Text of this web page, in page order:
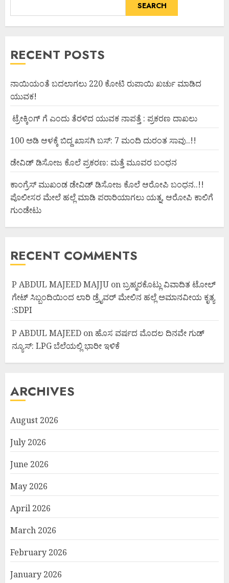
SEARCH
RECENT POSTS
ನಾಯಿಯಂತೆ ಬದಲಾಗಲು 220 ಕೋಟಿ ರುಪಾಯಿ ಖರ್ಚು ಮಾಡಿದ
ಯುವಕ!
ಟ್ರೇಕ್ಕಿಂಗ್ ಗೆ ಎಂದು ತೆರಳಿದ ಯುವಕ ನಾಪತ್ತೆ : ಪ್ರಕರಣ ದಾಖಲು
100 ಅಡಿ ಆಳಕ್ಕೆ ಬಿದ್ದ ಖಾಸಗಿ ಬಸ್: 7 ಮಂದಿ ದುರಂತ ಸಾವು..!!
ಡೇವಿಡ್ ಡಿಸೋಜ ಕೊಲೆ ಪ್ರಕರಣ: ಮತ್ತೆ ಮೂವರ ಬಂಧನ
ಕಾಂಗ್ರೆಸ್ ಮುಖಂಡ ಡೇವಿಡ್ ಡಿಸೋಜ ಕೊಲೆ ಆರೋಪಿ ಬಂಧನ..!!
ಪೊಲೀಸರ ಮೇಲೆ ಹಲ್ಲೆ ಮಾಡಿ ಪರಾರಿಯಾಗಲು ಯತ್ನ, ಆರೋಪಿ ಕಾಲಿಗೆ
ಗುಂಡೇಟು
RECENT COMMENTS
P ABDUL MAJEED MAJJU onಬ್ರಹ್ಮರಕೊಟ್ಲು ವಿವಾದಿತ ಟೋಲ್
ಗೇಟ್ ಸಿಬ್ಬಂದಿಯಿಂದ ಲಾರಿ ಡ್ರೈವರ್ ಮೇಲಿನ ಹಲ್ಲೆ ಅಮಾನವೀಯ ಕೃತ್ಯ
:SDPI
P ABDUL MAJEED on ಹೊಸ ವರ್ಷದ ಮೊದಲ ದಿನವೇ ಗುಡ್
ನ್ಯೂಸ್: LPG ಬೆಲೆಯಲ್ಲಿ ಭಾರೀ ಇಳಿಕೆ
ARCHIVES
August 2026
July 2026
June 2026
May 2026
April 2026
March 2026
February 2026
January 2026